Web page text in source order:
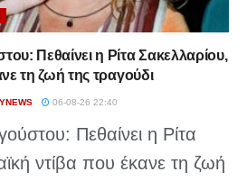
Πεθαίνει η Ρίτα Σακελλαρίου,
τη ζωή της τραγούδι
06-08-26 22:40
Πεθαίνει η Ρίτα
ντίβα που έκανε τη ζωή